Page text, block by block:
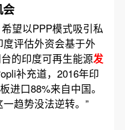
会
望以PPP模式吸引私
评估外资会基于外
的印度可再生能源发
补充道，2016年印
进口88%来自中国。
趋势没法逆转。”